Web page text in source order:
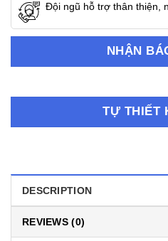
Đội ngũ hỗ trợ thân thiện,
NHẬN
TỰ THIẾT
DESCRIPTION
REVIEWS (0)